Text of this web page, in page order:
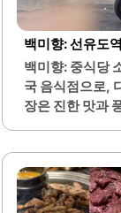
백미향: 선유도
백미향: 중식당
국 음식점으로,
장은 진한 맛과
다양한 해산물
백미향은 오랜
로 북적입니다.